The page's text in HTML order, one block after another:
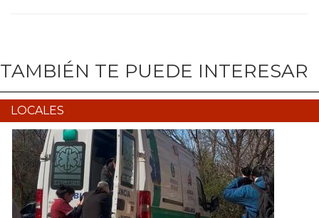
TAMBIÉN TE PUEDE INTERESAR
LOCALES